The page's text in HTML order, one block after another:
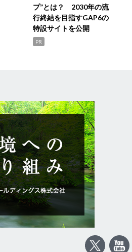
プ”とは？ 2030年の流
行終結を目指すGAP6の
特設サイトを公開
PR